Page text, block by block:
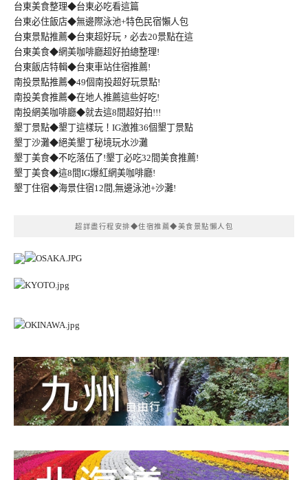
台東美食整理◆台東必吃看這篇
台東必住飯店◆無邊際泳池+特色民宿懶人包
台東景點推薦◆台東超好玩，必去20景點在這
台東美食◆網美咖啡廳超好拍總整理!
台東飯店特輯◆台東車站住宿推薦!
南投景點推薦◆49個南投超好玩景點!
南投美食推薦◆在地人推薦這些好吃!
南投網美咖啡廳◆就去這8間超好拍!!!
墾丁景點◆墾丁這樣玩！IG激推36個墾丁景點
墾丁沙灘◆絕美墾丁秘境玩水沙灘
墾丁美食◆不吃落伍了!墾丁必吃32間美食推薦!
墾丁美食◆這8間IG爆紅網美咖啡廳!
墾丁住宿◆海景住宿12間,無邊泳池+沙灘!
超詳盡行程安排◆住宿推薦◆美食景點懶人包